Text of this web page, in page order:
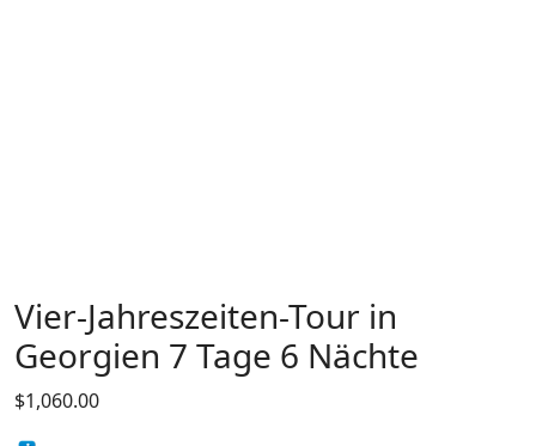
Vier-Jahreszeiten-Tour in
Georgien 7 Tage 6 Nächte
$1,060.00